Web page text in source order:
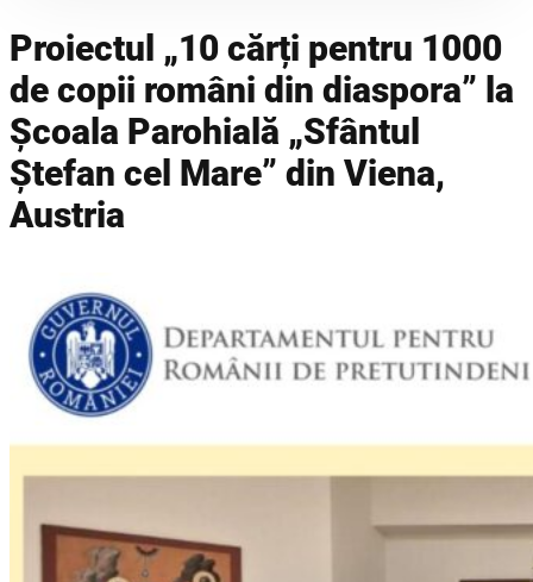
Proiectul „10 cărți pentru 1000
de copii români din diaspora” la
Școala Parohială „Sfântul
Ștefan cel Mare” din Viena,
Austria